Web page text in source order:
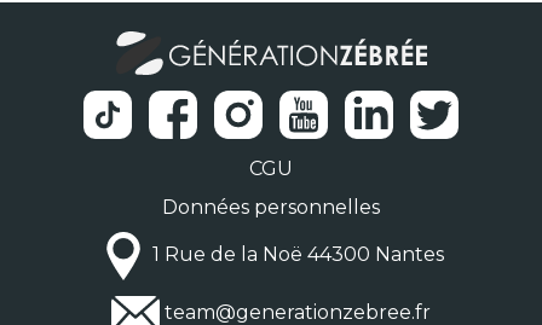
CGU
Données personnelles
1 Rue de la Noë 44300 Nantes
team@generationzebree.fr